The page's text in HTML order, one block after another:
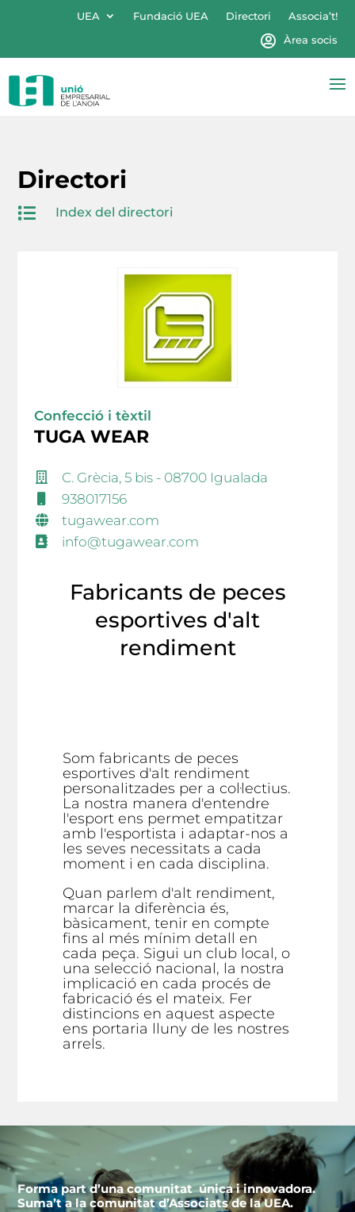
UEA Fundació UEA Directori
Associa’t!
Àrea socis
Directori
 Index del directori
Confecció i tèxtil
TUGA WEAR
C. Grècia, 5 bis - 08700 Igualada
938017156
tugawear.com
info@tugawear.com
Fabricants de peces
esportives d'alt
rendiment
Som fabricants de peces
esportives d'alt rendiment
personalitzades per a col·lectius.
La nostra manera d'entendre
l'esport ens permet empatitzar
amb l'esportista i adaptar-nos a
les seves necessitats a cada
moment i en cada disciplina.
Quan parlem d'alt rendiment,
marcar la diferència és,
bàsicament, tenir en compte
fins al més mínim detall en
cada peça. Sigui un club local, o
una selecció nacional, la nostra
implicació en cada procés de
fabricació és el mateix. Fer
distincions en aquest aspecte
ens portaria lluny de les nostres
arrels.
Forma part d’una comunitat única i innovadora.
Suma’t a la comunitat d’Associats de la UEA.